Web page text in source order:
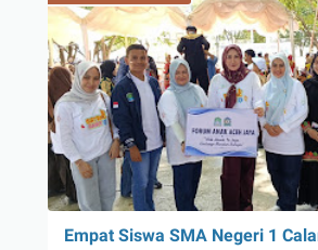
Empat Siswa SMA Negeri 1